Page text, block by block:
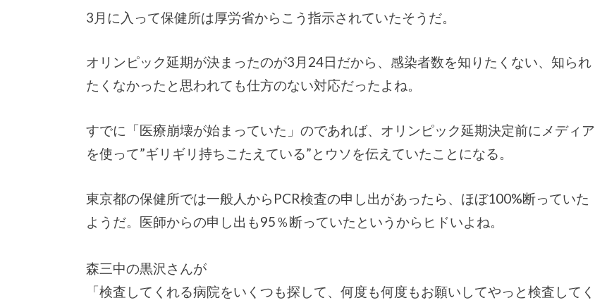
3月に入って保健所は厚労省からこう指示されていたそうだ。
オリンピック延期が決まったのが3月24日だから、感染者数を知りたくない、知られ
たくなかったと思われても仕方のない対応だったよね。
すでに「医療崩壊が始まっていた」のであれば、オリンピック延期決定前にメディア
を使って”ギリギリ持ちこたえている”とウソを伝えていたことになる。
東京都の保健所では一般人からPCR検査の申し出があったら、ほぼ100%断っていた
ようだ。医師からの申し出も95％断っていたというからヒドいよね。
森三中の黒沢さんが
「検査してくれる病院をいくつも探して、何度も何度もお願いしてやっと検査してく